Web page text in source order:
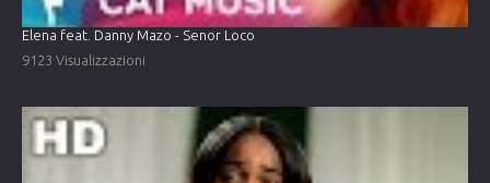
Elena feat. Danny Mazo - Senor Loco
9123 Visualizzazioni